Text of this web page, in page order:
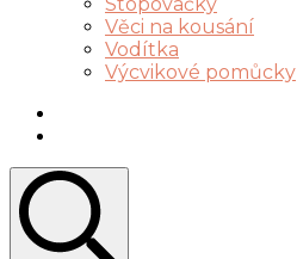
Věci na kousání
Vodítka
Výcvikové pomůcky